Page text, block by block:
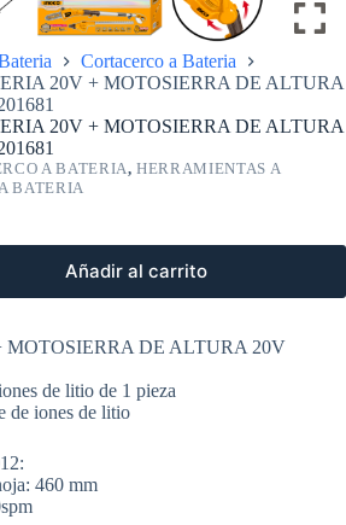
Cortacerco a Bateria
20V + MOTOSIERRA DE ALTURA
20V + MOTOSIERRA DE ALTURA
A BATERIA,HERRAMIENTAS A
BATERIA
Añadir al carrito
MOTOSIERRA DE ALTURA 20V
de litio de 1 pieza
de iones de litio
460 mm